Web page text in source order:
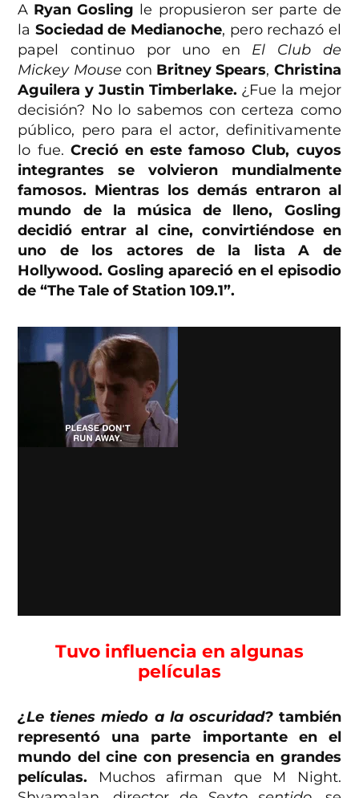
A Ryan Gosling le propusieron ser parte de
la Sociedad de Medianoche, pero rechazó el
papel continuo por uno en El Club de
Mickey Mouse con Britney Spears, Christina
Aguilera y Justin Timberlake. ¿Fue la mejor
decisión? No lo sabemos con certeza como
público, pero para el actor, definitivamente
lo fue. Creció en este famoso Club, cuyos
integrantes se volvieron mundialmente
famosos. Mientras los demás entraron al
mundo de la música de lleno, Gosling
decidió entrar al cine, convirtiéndose en
uno de los actores de la lista A de
Hollywood. Gosling apareció en el episodio
de “The Tale of Station 109.1”.
Tuvo influencia en algunas
películas
¿Le tienes miedo a la oscuridad?también
representó una parte importante en el
mundo del cine con presencia en grandes
películas. Muchos afirman que M Night.